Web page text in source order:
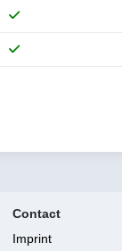
Contact
Imprint